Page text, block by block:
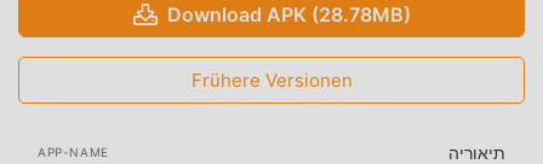
Download APK (28.78MB)
Frühere Versionen
APP-NAME תיאוריה